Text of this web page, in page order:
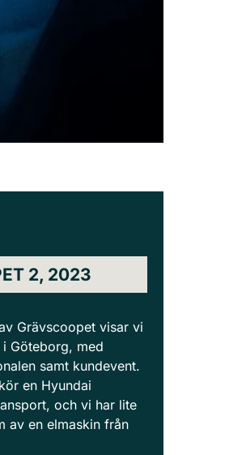
2, 2023
Grävscoopet visar vi
Göteborg, med
samt kundevent.
en Hyundai
och vi har lite
av en elmaskin från